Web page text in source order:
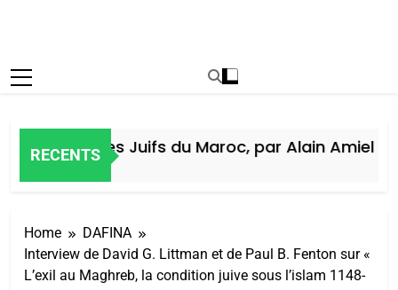
RECENTS
des Juifs du Maroc, par Alain Amiel
Home
DAFINA
Interview de David G. Littman et de Paul B. Fenton sur «
L’exil au Maghreb, la condition juive sous l’islam 1148-